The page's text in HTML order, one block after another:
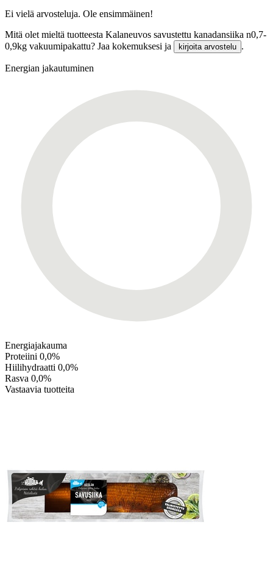
Ei vielä arvosteluja. Ole ensimmäinen!
Mitä olet mieltä tuotteesta Kalaneuvos savustettu kanadansiika n0,7-
0,9kg vakuumipakattu? Jaa kokemuksesi ja
kirjoita arvostelu .
Energian jakautuminen
Energiajakauma
Proteiini 0,0%
Hiilihydraatti 0,0%
Rasva 0,0%
Vastaavia tuotteita